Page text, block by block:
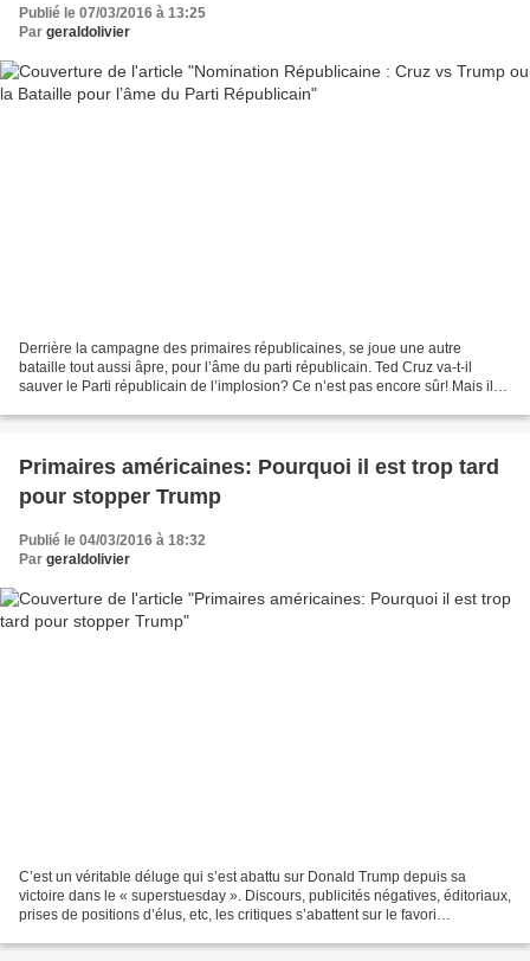
Publié le 07/03/2016 à 13:25
Par geraldolivier
Derrière la campagne des primaires républicaines, se joue une autre
bataille tout aussi âpre, pour l’âme du parti républicain. Ted Cruz va-t-il
sauver le Parti républicain de l’implosion? Ce n’est pas encore sûr! Mais il
Primaires américaines: Pourquoi il est trop tard
pour stopper Trump
Publié le 04/03/2016 à 18:32
Par geraldolivier
C’est un véritable déluge qui s’est abattu sur Donald Trump depuis sa
victoire dans le « superstuesday ». Discours, publicités négatives, éditoriaux,
prises de positions d’élus, etc, les critiques s’abattent sur le favori